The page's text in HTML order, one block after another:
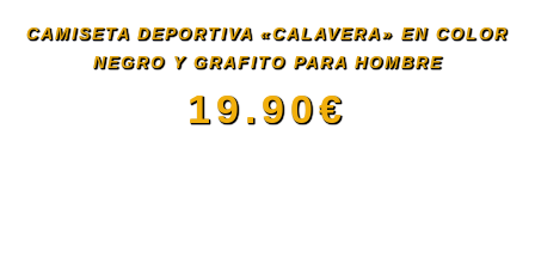
se
pueden
CAMISETA DEPORTIVA «CALAVERA» EN COLOR
NEGRO Y GRAFITO PARA HOMBRE
19.90€